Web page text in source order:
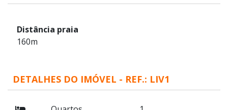
Distância praia
160m
DETALHES DO IMÓVEL - REF.: LIV1